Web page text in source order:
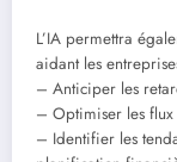
L’IA permettra
aidant les
– Anticiper les
– Optimiser les
– Identifier les